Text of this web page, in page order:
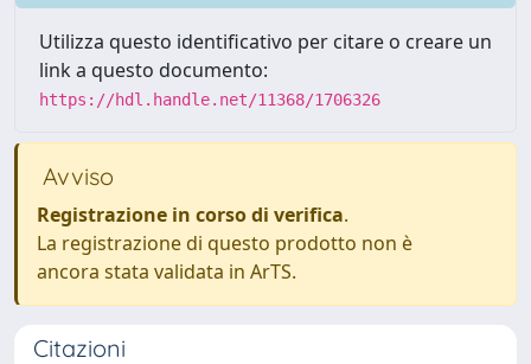
Utilizza questo identificativo per citare o creare un
link a questo documento:
https://hdl.handle.net/11368/1706326
Avviso
Registrazione in corso di verifica.
La registrazione di questo prodotto non è
ancora stata validata in ArTS.
Citazioni